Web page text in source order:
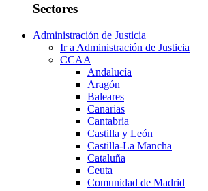
Sectores
Administración de Justicia
Ir a Administración de Justicia
CCAA
Andalucía
Aragón
Baleares
Canarias
Cantabria
Castilla y León
Castilla-La Mancha
Cataluña
Ceuta
Comunidad de Madrid